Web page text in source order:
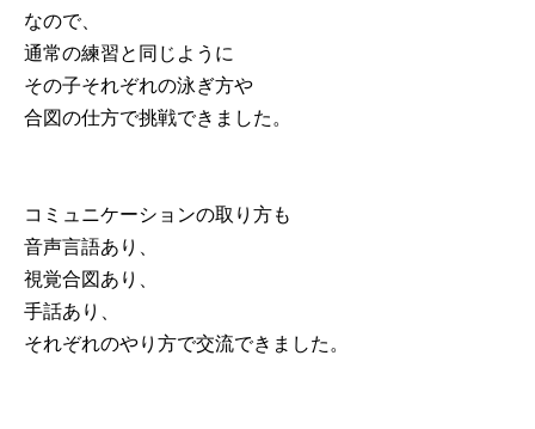
なので、
通常の練習と同じように
その子それぞれの泳ぎ方や
合図の仕方で挑戦できました。
コミュニケーションの取り方も
音声言語あり、
視覚合図あり、
手話あり、
それぞれのやり方で交流できました。